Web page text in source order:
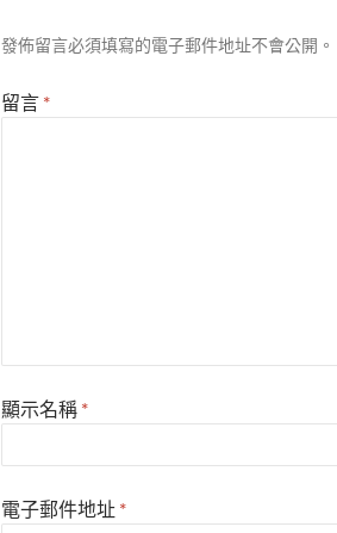
發佈留言必須填寫的電子郵件地址不會公開。
留言 *
顯示名稱 *
電子郵件地址 *